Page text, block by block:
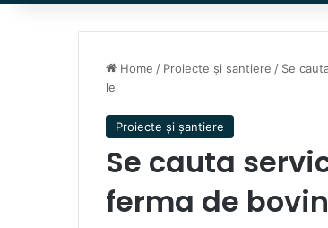
Home / Proiecte și șantiere / Se
lei
Proiecte și șantiere
Se cauta
ferma de